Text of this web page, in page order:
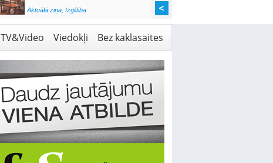
Aktuālā ziņa, Izglītība
TV&Video Viedokļi Bez kaklasaites